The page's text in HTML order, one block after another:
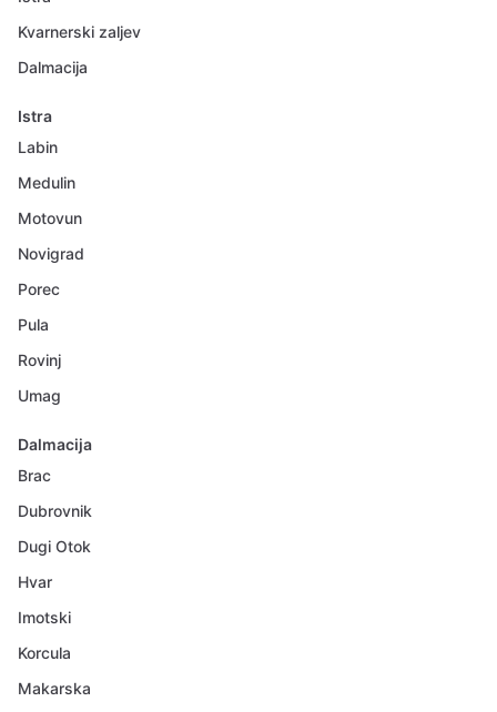
Kvarnerski zaljev
Dalmacija
Istra
Labin
Medulin
Motovun
Novigrad
Porec
Pula
Rovinj
Umag
Dalmacija
Brac
Dubrovnik
Dugi Otok
Hvar
Imotski
Korcula
Makarska